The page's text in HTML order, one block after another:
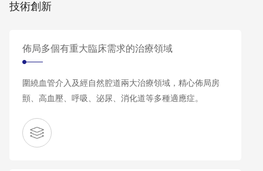
技術創新
佈局多個有重大臨床需求的治療領域
圍繞血管介入及經自然腔道兩大治療領域，精心佈局房
顫、高血壓、呼吸、泌尿、消化道等多種適應症。